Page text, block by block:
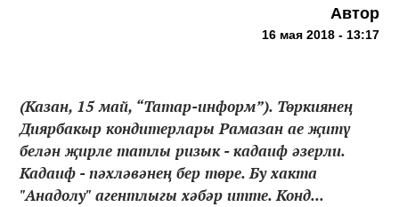
Автор
16 мая 2018 - 13:17
(Казан, 15 май, “Татар-информ”). Төркиянең
Диярбакыр кондитерлары Рамазан ае җитү
белән җирле татлы ризык - кадаиф әзерли.
Кадаиф - пәхләвәнең бер төре. Бу хакта
"Анадолу" агентлыгы хәбәр итте. Конд...